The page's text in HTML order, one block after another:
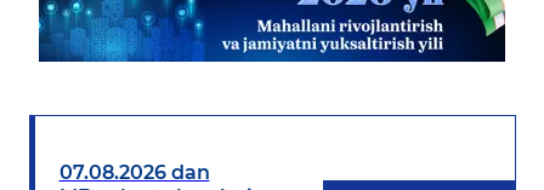
07.08.2026 dan